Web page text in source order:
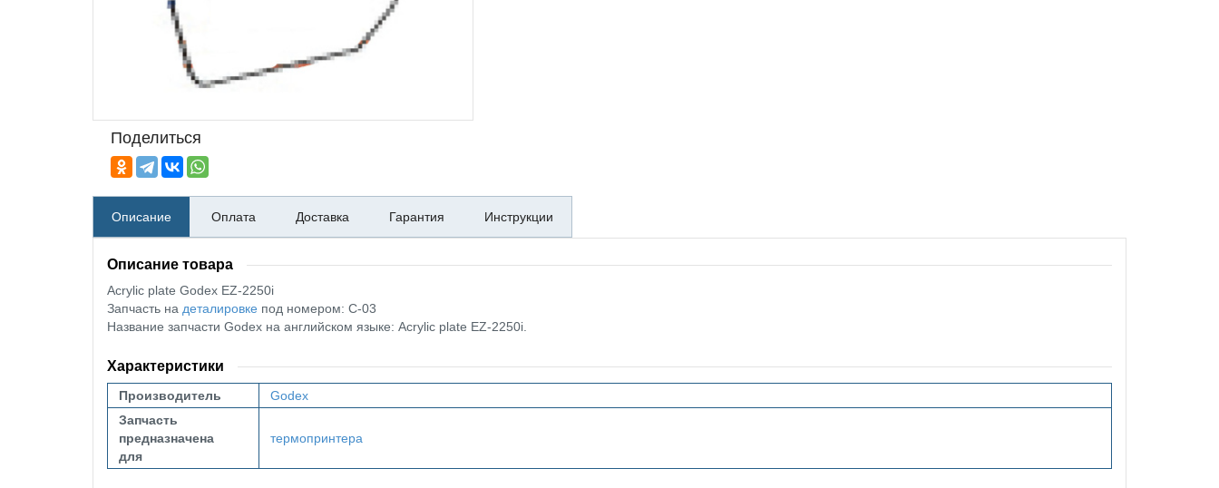
Поделиться
Описание Оплата Доставка Гарантия Инструкции
Описание товара
Acrylic plate Godex EZ-2250i
Запчасть на деталировке под номером: C-03
Название запчасти Godex на английском языке: Acrylic plate EZ-2250i.
Характеристики
Производитель
Godex
Запчасть
предназначена
для
термопринтера